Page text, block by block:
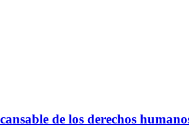
de los derechos